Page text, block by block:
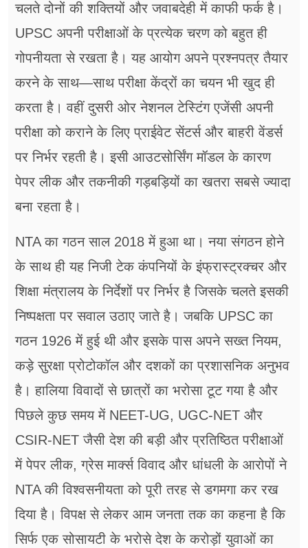
चलते दोनों की शक्तियों और जवाबदेही में काफी फर्क है।
UPSC अपनी परीक्षाओं के प्रत्येक चरण को बहुत ही
गोपनीयता से रखता है। यह आयोग अपने प्रश्नपत्र तैयार
करने के साथ—साथ परीक्षा केंद्रों का चयन भी खुद ही
करता है। वहीं दुसरी ओर नेशनल टेस्टिंग एजेंसी अपनी
परीक्षा को कराने के लिए प्राईवेट सेंटर्स और बाहरी वेंडर्स
पर निर्भर रहती है। इसी आउटसोर्सिंग मॉडल के कारण
पेपर लीक और तकनीकी गड़बड़ियों का खतरा सबसे ज्यादा
बना रहता है।
NTA का गठन साल 2018 में हुआ था। नया संगठन होने
के साथ ही यह निजी टेक कंपनियों के इंफ्रास्ट्रक्चर और
शिक्षा मंत्रालय के निर्देशों पर निर्भर है जिसके चलते इसकी
निष्पक्षता पर सवाल उठाए जाते है। जबकि UPSC का
गठन 1926 में हुई थी और इसके पास अपने सख्त नियम,
कड़े सुरक्षा प्रोटोकॉल और दशकों का प्रशासनिक अनुभव
है। हालिया विवादों से छात्रों का भरोसा टूट गया है और
पिछले कुछ समय में NEET-UG, UGC-NET और
CSIR-NET जैसी देश की बड़ी और प्रतिष्ठित परीक्षाओं
में पेपर लीक, ग्रेस मार्क्स विवाद और धांधली के आरोपों ने
NTA की विश्वसनीयता को पूरी तरह से डगमगा कर रख
दिया है। विपक्ष से लेकर आम जनता तक का कहना है कि
सिर्फ एक सोसायटी के भरोसे देश के करोड़ों युवाओं का